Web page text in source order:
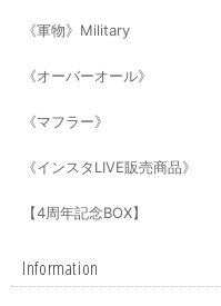
《軍物》Military
《オーバーオール》
《マフラー》
《インスタLIVE販売商品》
【4周年記念BOX】
Information